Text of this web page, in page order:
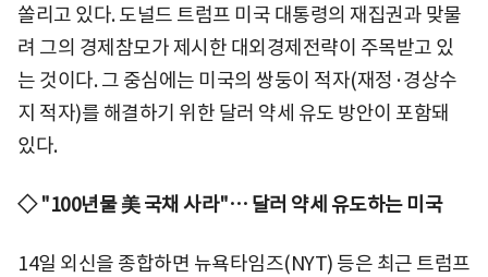
쏠리고 있다. 도널드 트럼프 미국 대통령의 재집권과 맞물
려 그의 경제참모가 제시한 대외경제전략이 주목받고 있
는 것이다. 그 중심에는 미국의 쌍둥이 적자(재정·경상수
지 적자)를 해결하기 위한 달러 약세 유도 방안이 포함돼
있다.
◇ "100년물 美 국채 사라"… 달러 약세 유도하는 미국
14일 외신을 종합하면 뉴욕타임즈(NYT) 등은 최근 트럼프